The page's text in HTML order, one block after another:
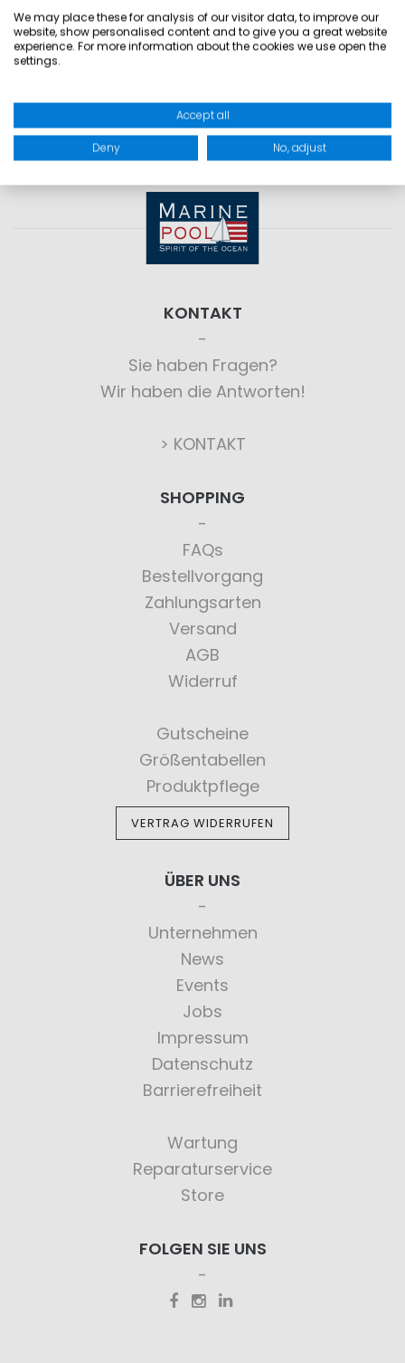
17,90 € 29,90 € 9,90 € 14,90 €
KONTAKT
Sie haben Fragen?
Wir haben die Antworten!
> KONTAKT
SHOPPING
FAQs
Bestellvorgang
Zahlungsarten
Versand
AGB
Widerruf
Gutscheine
Größentabellen
Produktpflege
VERTRAG WIDERRUFEN
ÜBER UNS
Unternehmen
News
Events
Jobs
Impressum
Datenschutz
Barrierefreiheit
Wartung
Reparaturservice
Store
FOLGEN SIE UNS
We may place these for analysis of our visitor data, to improve our
website, show personalised content and to give you a great website
experience. For more information about the cookies we use open the
settings.
Accept all
Deny No, adjust